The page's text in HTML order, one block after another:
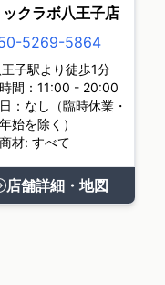
ックラボ八王子店
5269-5864
子駅より徒歩1分
間：11:00 - 20:00
：なし（臨時休業・
始を除く）
材: すべて
店舗詳細・地図